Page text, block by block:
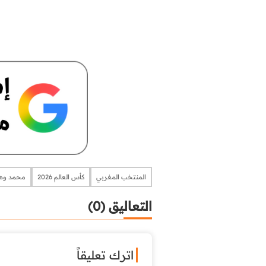
المنتخب المغربي كأس العالم 2026 محمد
التعاليق (0)
اترك تعليقاً